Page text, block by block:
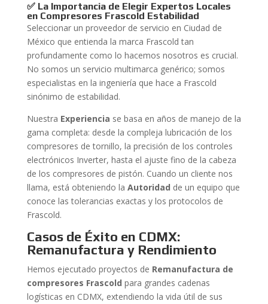
✅ La Importancia de Elegir Expertos Locales
en Compresores Frascold Estabilidad
Seleccionar un proveedor de servicio en Ciudad de
México que entienda la marca Frascold tan
profundamente como lo hacemos nosotros es crucial.
No somos un servicio multimarca genérico; somos
especialistas en la ingeniería que hace a Frascold
sinónimo de estabilidad.
Nuestra Experiencia se basa en años de manejo de la
gama completa: desde la compleja lubricación de los
compresores de tornillo, la precisión de los controles
electrónicos Inverter, hasta el ajuste fino de la cabeza
de los compresores de pistón. Cuando un cliente nos
llama, está obteniendo la Autoridad de un equipo que
conoce las tolerancias exactas y los protocolos de
Frascold.
Casos de Éxito en CDMX:
Remanufactura y Rendimiento
Hemos ejecutado proyectos de Remanufactura de
compresores Frascold para grandes cadenas
logísticas en CDMX, extendiendo la vida útil de sus